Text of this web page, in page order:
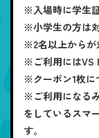
※入場時に学生
※小学生の方は
※2名以上からが
※ご利用にはVS
※クーポン1枚に
※ご利用になる
をしているスマ
す。